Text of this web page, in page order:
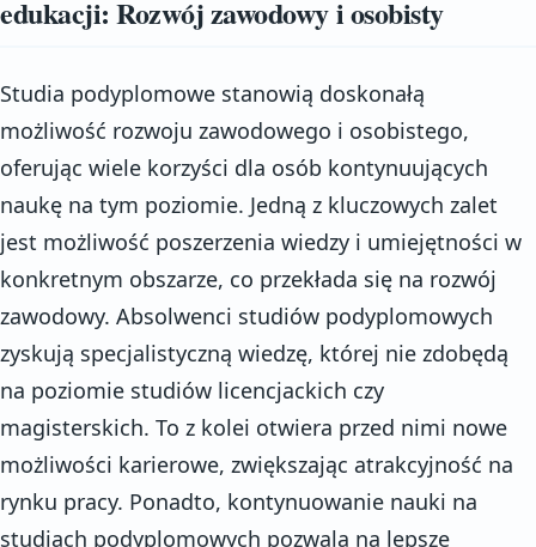
edukacji: Rozwój zawodowy i osobisty
Studia podyplomowe stanowią doskonałą
możliwość rozwoju zawodowego i osobistego,
oferując wiele korzyści dla osób kontynuujących
naukę na tym poziomie. Jedną z kluczowych zalet
jest możliwość poszerzenia wiedzy i umiejętności w
konkretnym obszarze, co przekłada się na rozwój
zawodowy. Absolwenci studiów podyplomowych
zyskują specjalistyczną wiedzę, której nie zdobędą
na poziomie studiów licencjackich czy
magisterskich. To z kolei otwiera przed nimi nowe
możliwości karierowe, zwiększając atrakcyjność na
rynku pracy. Ponadto, kontynuowanie nauki na
studiach podyplomowych pozwala na lepsze